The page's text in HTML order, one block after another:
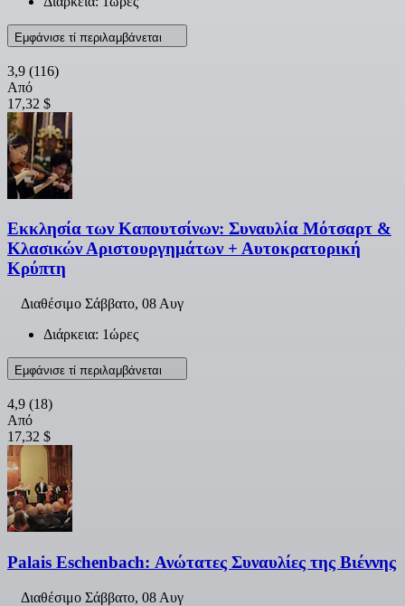
Εμφάνισε τί περιλαμβάνεται
3,9 (116)
Από
17,32 $
Εκκλησία των Καπουτσίνων: Συναυλία Μότσαρτ &
Κλασικών Αριστουργημάτων + Αυτοκρατορική
Κρύπτη
Διαθέσιμο Σάββατο, 08 Αυγ
Διάρκεια: 1ώρες
Εμφάνισε τί περιλαμβάνεται
4,9 (18)
Από
17,32 $
Palais Eschenbach: Ανώτατες Συναυλίες της Βιέννης
Διαθέσιμο Σάββατο, 08 Αυγ